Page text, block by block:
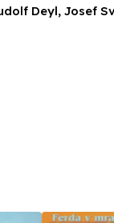
Deyl, Josef